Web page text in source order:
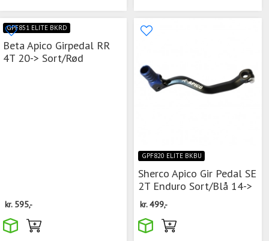
GPF851 ELITE BKRD
Beta Apico Girpedal RR
4T 20-> Sort/Rød
kr. 595,-
GPF820 ELITE BKBU
Sherco Apico Gir Pedal SE
2T Enduro Sort/Blå 14->
kr.499,-